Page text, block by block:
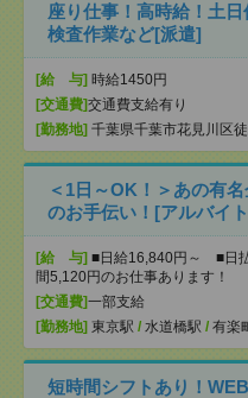
座り仕事！高時給！土
検査作業など[派遣]
[給 与] 時給1450円
[交通費]交通費支給有り
[勤務地] 千葉県千葉市花見川区
＜1日～OK！＞あの有
のお手伝い！[アルバイ
[給 与] ■日給16,840円～ ■日
間5,120円のお仕事あります！
[交通費]一部支給
[勤務地] 東京駅 / 水道橋駅 / 有楽
短時間シフトあり！